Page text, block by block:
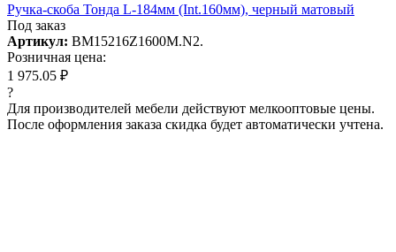
Ручка-скоба Тонда L-184мм (Int.160мм), черный матовый
Под заказ
Артикул: BM15216Z1600M.N2.
Розничная цена:
1 975.05 ₽
?
Для производителей мебели действуют мелкооптовые цены.
После оформления заказа скидка будет автоматически учтена.